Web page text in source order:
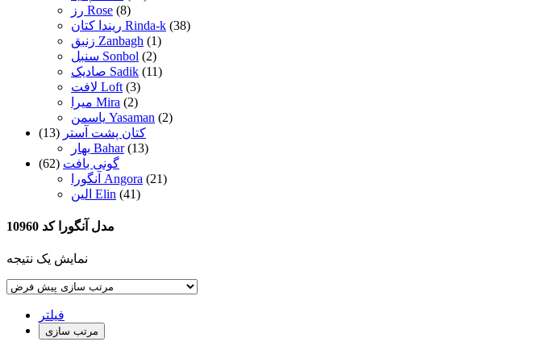
رز Rose (8)
ریندا کتان Rinda-k (38)
زنبق Zanbagh (1)
سنبل Sonbol (2)
صادیک Sadik (11)
لافت Loft (3)
میرا Mira (2)
یاسمن Yasaman (2)
کتان پشت آستر (13)
بهار Bahar (13)
گونی بافت (62)
آنگورا Angora (21)
الین Elin (41)
مدل آنگورا کد 10960
نمایش یک نتیجه
فیلتر
مرتب سازی